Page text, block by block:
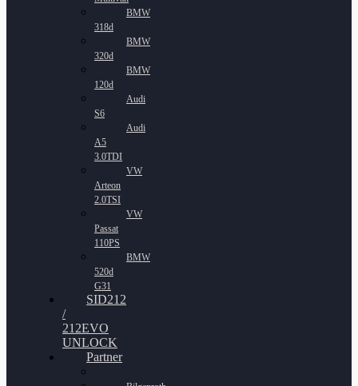
BMW
318d
BMW
320d
BMW
120d
Audi
S6
Audi
A5
3.0TDI
VW
Arteon
2.0TSI
VW
Passat
110PS
BMW
520d
G31
SID212
/
212EVO
UNLOCK
Partner